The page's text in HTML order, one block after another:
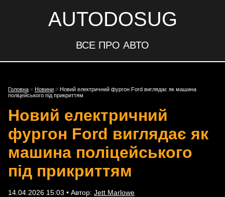
AUTODOSUG
ВСЕ ПРО АВТО
Головна » Новини » Новий електричний фургон Ford виглядає як машина
поліцейського під прикриттям
Новий електричний
фургон Ford виглядає як
машина поліцейського
під прикриттям
14.04.2026 15:03 • Автор: Jett Marlowe